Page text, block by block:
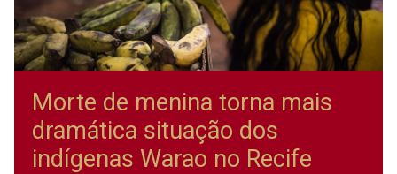
Morte de menina torna mais
dramática situação dos
indígenas Warao no Recife